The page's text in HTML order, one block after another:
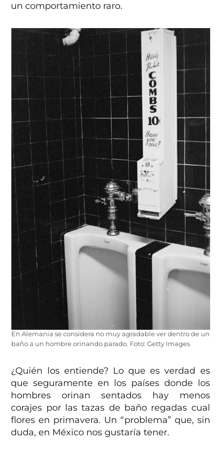
un comportamiento raro.
En Alemania se considera no muy agradable ver dentro de un
baño a un hombre orinando parado. Foto: Getty Images
¿Quién los entiende? Lo que es verdad es
que seguramente en los países donde los
hombres orinan sentados hay menos
corajes por las tazas de baño regadas cual
flores en primavera. Un “problema” que, sin
duda, en México nos gustaría tener.